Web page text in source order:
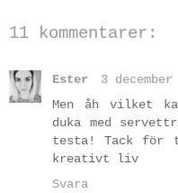
11 kommentarer:
Ester
3
Men åh vilket
duka med
testa! Tack för
kreativt liv
Svara